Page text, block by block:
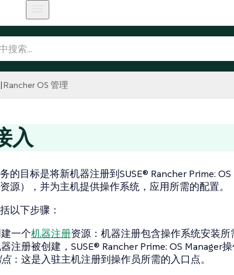
Rancher OS 管理
入
的目标是将新机器注册到SUSE® Rancher Prime:
资源），并为主机提供操作系统，应用所需的配置。
以下步骤：
一个机器注册资源：机器注册包含操作系统安装所
注册被创建，SUSE® Rancher Prime: OS Manager
：这是入驻主机注册到操作员所需的入口点。